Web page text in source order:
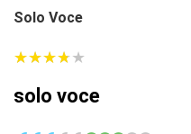
Solo Voce
★★★★★
★★★★★
solo voce